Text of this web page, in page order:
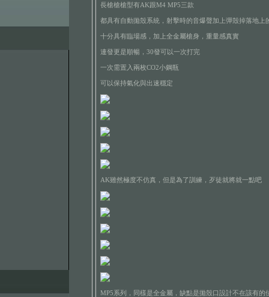
長槍槍槍型有AK跟M4 MP5三款
都具有自動拋殼系統，射擊時的音爆聲加上彈殼掉落地上
十分具有臨場感，加上全金屬槍身，重量感真實
連發更是順暢，30發可以一次打完
一次需置入兩枚CO2小鋼瓶
可以保持氣化與出速穩定
AK雖然極度不仿真，但是為了訓練，歹徒就將就一點吧
MP5系列，同樣是全金屬，缺點是拋殼口設計不在該有的